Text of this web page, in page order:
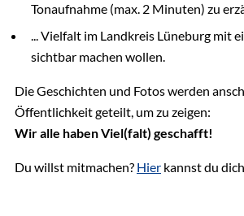
Tonaufnahme (max. 2 Minuten) zu
... Vielfalt im Landkreis Lüneburg mit
sichtbar machen wollen.
Die Geschichten und Fotos werden
Öffentlichkeit geteilt, um zu zeigen:
Wir alle haben Viel(falt) geschafft!
Du willst mitmachen? Hier kannst du